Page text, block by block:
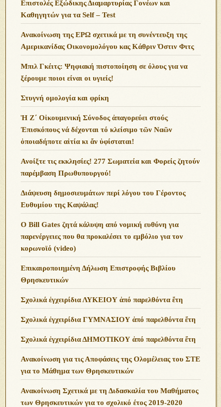
Επιστολές Εξώδικης Διαμαρτυρίας Γονέων και
Καθηγητών για τα Self – Test
Ανακοίνωση της ΕΡΩ σχετικά με τη συνέντευξη της
Αμερικανίδας Οικονομολόγου κας Κάθριν Όστιν Φιτς
Μπιλ Γκέιτς: Ψηφιακή πιστοποίηση σε όλους για να
ξέρουμε ποιοι είναι οι υγιείς!
Στυγνή ομολογία και φρίκη
Ἡ Ζ΄ Οἰκουμενική Σύνοδος ἀπαγορεύει στούς
Ἐπισκόπους νά δέχονται τό κλείσιμο τῶν Ναῶν
ὁποιαδήποτε αἰτία κι ἄν ὑφίσταται!
Ανoίξτε τις εκκλησίες! 277 Σωματεία και Φορείς ζητούν
παρέμβαση Πρωθυπουργού!
Διάψευση δημοσιευμάτων περί λόγου του Γέροντος
Ευθυμίου της Καψάλας!
O Bill Gates ζητά κάλυψη από νομική ευθύνη για
παρενέργειες που θα προκαλέσει το εμβόλιο για τον
κορωνοϊό (video)
Επικαιροποιημένη Δήλωση Επιστροφής Βιβλίου
Θρησκευτικών
Σχολικά ἐγχειρίδια ΛΥΚΕΙΟΥ ἀπό παρελθόντα ἔτη
Σχολικά ἐγχειρίδια ΓΥΜΝΑΣΙΟΥ ἀπό παρελθόντα ἔτη
Σχολικά ἐγχειρίδια ΔΗΜΟΤΙΚΟΥ ἀπό παρελθόντα ἔτη
Ανακοίνωση για τις Αποφάσεις της Ολομέλειας του ΣΤΕ
για το Μάθημα των Θρησκευτικών
Ανακοίνωση Σχετικά με τη Διδασκαλία του Μαθήματος
των Θρησκευτικών για το σχολικό έτος 2019-2020